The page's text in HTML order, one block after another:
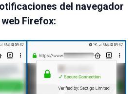
del navegador
Firefox: